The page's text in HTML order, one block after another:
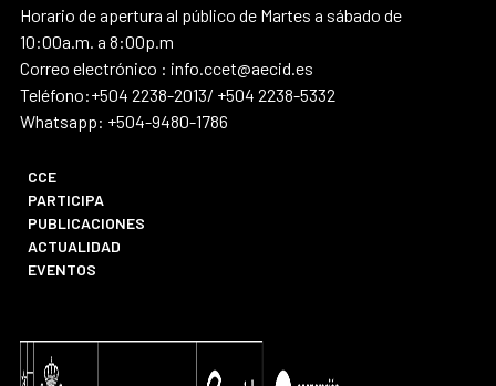
Horario de apertura al público de Martes a sábado de
10:00a.m. a 8:00p.m
Correo electrónico : info.ccet@aecid.es
Teléfono:+504 2238-2013/ +504 2238-5332
Whatsapp: +504-9480-1786
CCE
PARTICIPA
PUBLICACIONES
ACTUALIDAD
EVENTOS